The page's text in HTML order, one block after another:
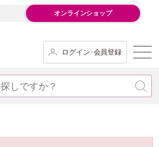
オンラインショップ
ログイン･会員登録